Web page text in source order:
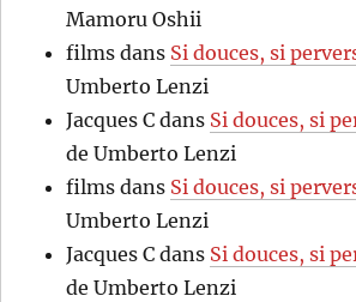
Mamoru Oshii
films dans Si douces, si
Umberto Lenzi
Jacques C dans Si douces, si
de Umberto Lenzi
films dans Si douces, si
Umberto Lenzi
Jacques C dans Si douces, si
de Umberto Lenzi